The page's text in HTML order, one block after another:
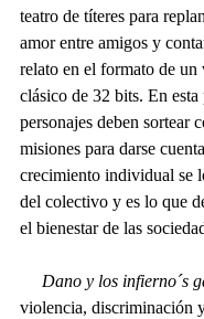
teatro de títeres para
amor entre amigos y
relato en el formato de un
clásico de 32 bits. En esta
personajes deben sortear
misiones para darse
crecimiento individual se
del colectivo y es lo que
el bienestar de las
Dano y los
violencia, discriminación